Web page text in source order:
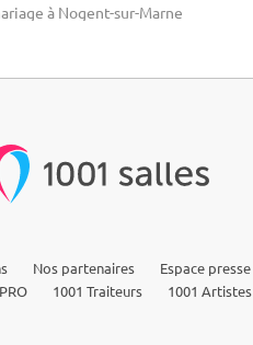
à Nogent-sur-Marne
Nos partenaires Espace presse
1001 Traiteurs 1001 Artistes